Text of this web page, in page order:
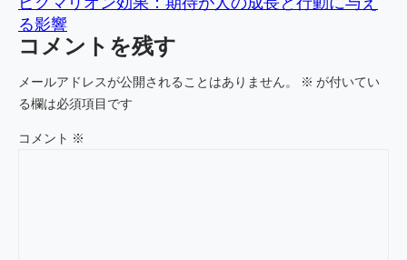
る影響
コメントを残す
メールアドレスが公開されることはありません。 ※ が付いてい
る欄は必須項目です
コメント ※